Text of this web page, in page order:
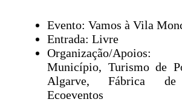
Evento: Vamos à Vila
Entrada: Livre
Organização/Apoios:
Município, Turismo de
Algarve, Fábrica de
Ecoeventos